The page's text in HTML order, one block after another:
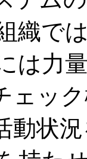
織で
は力
ェッ
動状